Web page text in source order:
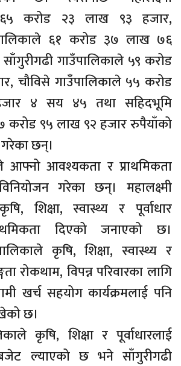
६५ करोड २३ लाख ९३ हजार,
६१ करोड ३७ लाख ७६
गाउँपालिकाले ५९ करोड
चौविसे गाउँपालिकाले ५५ करोड
४ सय ४५ तथा सहिदभूमि
करोड ९५ लाख ९२ हजार रुपैयाँको
छन्।
आफ्नो आवश्यकता र प्राथमिकता
गरेका छन्। महालक्ष्मी
शिक्षा, स्वास्थ्य र पूर्वाधार
दिएको जनाएको छ।
कृषि, शिक्षा, स्वास्थ्य र
रोकथाम, विपन्न परिवारका लागि
खर्च सहयोग कार्यक्रमलाई पनि
छ।
कृषि, शिक्षा र पूर्वाधारलाई
ल्याएको छ भने साँगुरीगढी